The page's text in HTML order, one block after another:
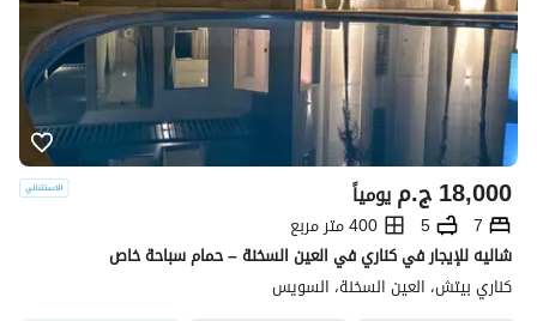
ج.م18,000 يومياً
7
5
400 متر مربع
شاليه للإيجار في كناري في العين السخنة – حمام سباحة خاص
كناري بيتش، العين السخنة، السويس